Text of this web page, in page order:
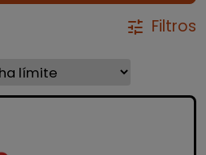
tune Filtros